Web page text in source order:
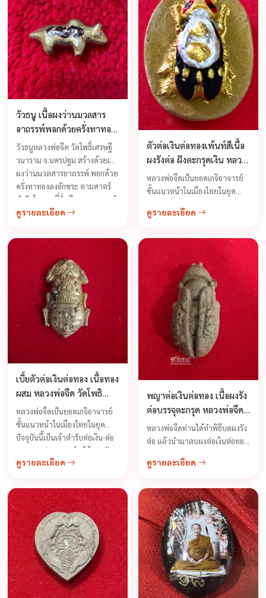
เองทุกดอก ท่านได้ทำการเรียก
สูตรเรียกนามทีละดอก กำหนด
ฤกษ์ยามในการลงอักขระเลขยันต์
ซึ่งเป็นตะกรุดที่ถูกสร้างถูกต้อง
ตามตำราอย่างแท้จริง
วัวธนู เนื้อผงว่านมวลสาร
อาถรรพ์พอกด้วยครั่งทาทอง
หลวงพ่อจืด วัดโพธิ์เศรษฐี
วัวธนูหลวงพ่อจืด วัดโพธิ์เศรษฐี
วนาราม จ.นครปฐม สร้างด้วยเนื้อ
ผงว่านมวลสารอาถรรพ์ พอกด้วย
ครั่งทาทองลงอักขระ ตามศาตร์
ตำรับโบราณที่ร่ำเรียนมาจากองค์
พระอาจารย์ คือหลวงพ่อน้อย ...
ดูรายละเอียด
ตัวต่อเงินต่อทองเพ้นท์สีเนื้อ
ผงรังต่อ ฝังตะกรุดเงิน หลวง
พ่อจืด วัดโพธิเศรษฐีวนาราม
ปี 2548
หลวงพ่อจืดเป็นยอดเกจิอาจารย์
ชั้นแนวหน้าในเมืองไทยในยุค
ทอง จากประสบการ์แก้ผู้บูชาตัว
ลาภรวยวันรวยคืนนี่คือเรื่องจริง
ถึงคำร่ำลืออย่างหนาหูถึงเรื่อง
พุทธคุณมาหลายปีแล้ว
ดูรายละเอียด
เบี้ยตัวต่อเงินต่อทอง เนื้อทอง
ผสม หลวงพ่อจืด วัดโพธิ
เศรษฐีวนาราม จ.นครปฐม ปี
2547
หลวงพ่อจืดเป็นยอดเกจิอาจารย์
ชั้นแนวหน้าในเมืองไทยในยุค
ปัจจุบันนี้เป็นเจ้าตำรับต่อเงิน-ต่อ
ทอง จากประสบการ์แก้ผู้บูชาตัว
ต่อ บูชาแล้วรวย บูชาแล้วดี มีโชค
ถึงคำร่ำลืออย่างหนาหูถึงเรื่อง
พุทธคุณมาหลายปีแล้ว
ดูรายละเอียด
พญาต่อเงินต่อทอง เนื้อผงรัง
ต่อบรรจุตะกรุด หลวงพ่อจืด
วัดโพธิเศรษฐีวนาราม
จ.นครปฐม ปี 2548
หลวงพ่อจืดท่านได้ทำพิธีบดผงรัง
ต่อ แล้วนำมาลบผงต่อเงินต่อทอง
พิมพ์มือเป็นตัวต่อเงินต่อทอง และ
ผานาทีประกอบด้วย เพื่อให้วัตถุ
มงคลนั้นเปี่ยมด้วยอิทธิฤทธิ์ ...
ดูรายละเอียด